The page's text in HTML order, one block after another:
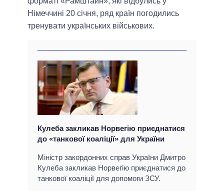
Німеччині 20 січня, ряд країн погодились
тренувати українських військових.
Кулеба закликав Норвегію приєднатися
до «танкової коаліції» для України
Міністр закордонних справ України Дмитро
Кулеба закликав Норвегію приєднатися до
танкової коаліції для допомоги ЗСУ.